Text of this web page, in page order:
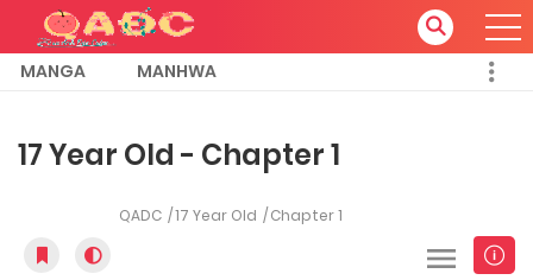
MANGA MANHWA
17 Year Old - Chapter 1
QADC 17 Year Old Chapter 1